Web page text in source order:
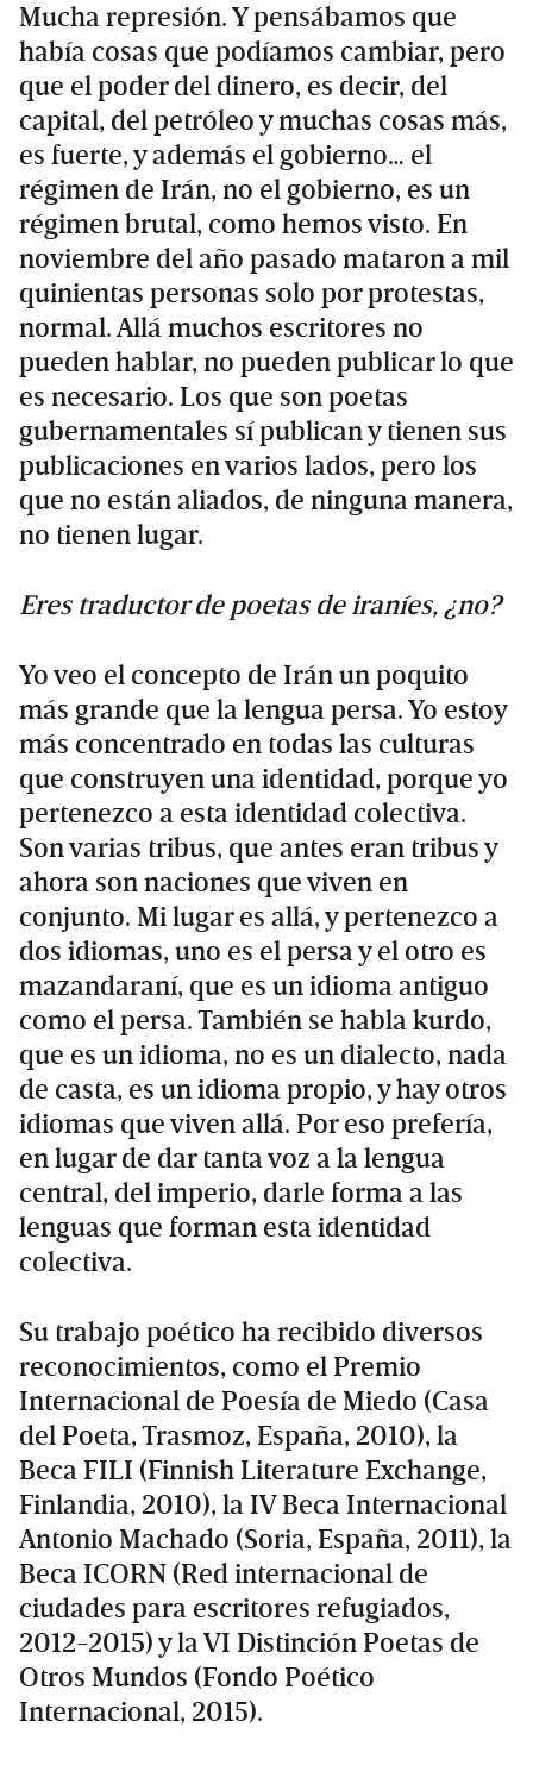
Mucha represión. Y pensábamos que
había cosas que podíamos cambiar, pero
que el poder del dinero, es decir, del
capital, del petróleo y muchas cosas más,
es fuerte, y además el gobierno… el
régimen de Irán, no el gobierno, es un
régimen brutal, como hemos visto. En
noviembre del año pasado mataron a mil
quinientas personas solo por protestas,
normal. Allá muchos escritores no
pueden hablar, no pueden publicar lo que
es necesario. Los que son poetas
gubernamentales sí publican y tienen sus
publicaciones en varios lados, pero los
que no están aliados, de ninguna manera,
no tienen lugar.
Eres traductor de poetas de iraníes, ¿no?
Yo veo el concepto de Irán un poquito
más grande que la lengua persa. Yo estoy
más concentrado en todas las culturas
que construyen una identidad, porque yo
pertenezco a esta identidad colectiva.
Son varias tribus, que antes eran tribus y
ahora son naciones que viven en
conjunto. Mi lugar es allá, y pertenezco a
dos idiomas, uno es el persa y el otro es
mazandaraní, que es un idioma antiguo
como el persa. También se habla kurdo,
que es un idioma, no es un dialecto, nada
de casta, es un idioma propio, y hay otros
idiomas que viven allá. Por eso prefería,
en lugar de dar tanta voz a la lengua
central, del imperio, darle forma a las
lenguas que forman esta identidad
colectiva.
Su trabajo poético ha recibido diversos
reconocimientos, como el Premio
Internacional de Poesía de Miedo (Casa
del Poeta, Trasmoz, España, 2010), la
Beca FILI (Finnish Literature Exchange,
Finlandia, 2010), la IV Beca Internacional
Antonio Machado (Soria, España, 2011), la
Beca ICORN (Red internacional de
ciudades para escritores refugiados,
2012-2015) y la VI Distinción Poetas de
Otros Mundos (Fondo Poético
Internacional, 2015).